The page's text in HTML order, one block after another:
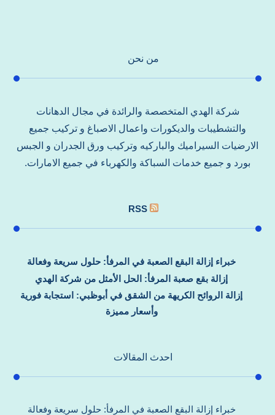
من نحن
شركة الهدي المتخصصة والرائدة في مجال الدهانات
والتشطيبات والديكورات واعمال الاصباغ و تركيب جميع
الارضيات السيراميك والباركيه وتركيب ورق الجدران و الجبس
بورد و جميع خدمات السباكة والكهرباء في جميع الامارات.
RSS
خبراء إزالة البقع الصعبة في المرفأ: حلول سريعة وفعالة
إزالة بقع صعبة المرفأ: الحل الأمثل من شركة الهدي
إزالة الروائح الكريهة من الشقق في أبوظبي: استجابة فورية
وأسعار مميزة
احدث المقالات
خبراء إزالة البقع الصعبة في المرفأ: حلول سريعة وفعالة